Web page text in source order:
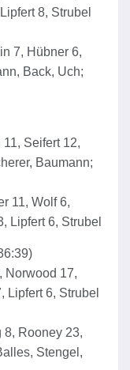
8, Strubel
7, Hübner 6,
Back, Uch;
Seifert 12,
Baumann;
11, Wolf 6,
Lipfert 6, Strubel
Norwood 17,
Lipfert 6, Strubel
8, Rooney 23,
Stengel,